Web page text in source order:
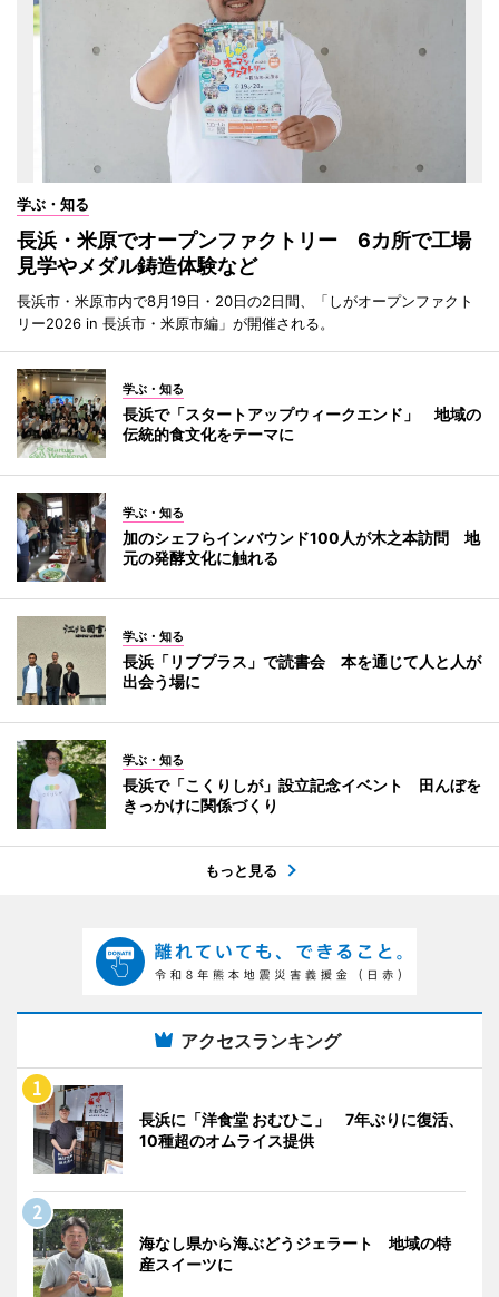
学ぶ・知る
長浜・米原でオープンファクトリー 6カ所で工場
見学やメダル鋳造体験など
長浜市・米原市内で8月19日・20日の2日間、「しがオープンファクト
リー2026 in 長浜市・米原市編」が開催される。
学ぶ・知る
長浜で「スタートアップウィークエンド」 地域の
伝統的食文化をテーマに
学ぶ・知る
加のシェフらインバウンド100人が木之本訪問 地
元の発酵文化に触れる
学ぶ・知る
長浜「リブプラス」で読書会 本を通じて人と人が
出会う場に
学ぶ・知る
長浜で「こくりしが」設立記念イベント 田んぼを
きっかけに関係づくり
もっと見る
アクセスランキング
長浜に「洋食堂 おむひこ」 7年ぶりに復活、
10種超のオムライス提供
海なし県から海ぶどうジェラート 地域の特
産スイーツに